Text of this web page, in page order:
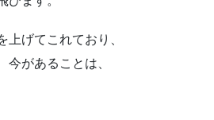
上げてこれており、
があることは、